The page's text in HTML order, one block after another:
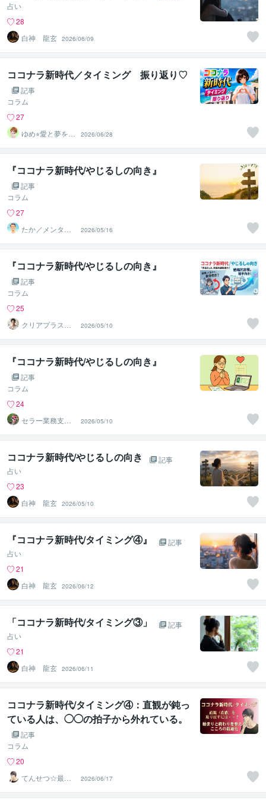
占い
28
白神 龍玄 2026/06/09
ココナラ新時代／タイミング 振り返り♡
記事
コラム
27
ゆめ⭐︎愛と夢を応
援するスターゲ
イザー
2026/06/28
『ココナラ新時代/やじるしの向き』
記事
コラム
27
たか／メンタル
パートナー
2026/05/16
『ココナラ新時代/やじるしの向き』
記事
コラム
25
クリアプラス
｜〜頭と心を整
える〜
2026/05/10
『ココナラ新時代/やじるしの向き』
記事
コラム
24
セラー業務支援
室
2026/05/10
ココナラ新時代/やじるしの向き
記事
占い
23
白神 龍玄 2026/05/10
『ココナラ新時代/タイミング④』
記事
占い
21
白神 龍玄 2026/06/12
「ココナラ新時代/タイミング③」
記事
占い
21
白神 龍玄 2026/06/11
ココナラ新時代/タイミング④：直観が鈍っ
ている人は、◯◯の拍子から外れている。
記事
コラム
20
てんせつ☆最適
ライフをサポー
トする
2026/06/17